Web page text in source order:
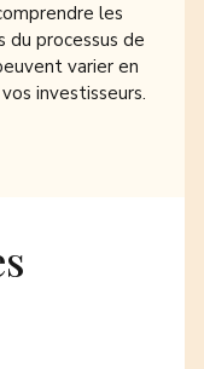
les
du processus de
varier en
investisseurs.